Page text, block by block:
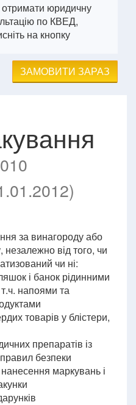
юридичну
по КВЕД,
на кнопку
ЗАМОВИТИ ЗАРАЗ
за винагороду або
незалежно від того, чи
чи ні:
і банок рідинними
напоями та
товарів у блістери,
препаратів із
безпеки
маркувань і